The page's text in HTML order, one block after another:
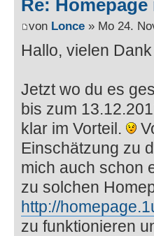
Re:
von Lonce » Mo 24.
Hallo, vielen
Jetzt wo du es
bis zum
klar im Vorteil.
Einschätzung zu
mich auch schon
zu solchen
http://
zu funktionieren